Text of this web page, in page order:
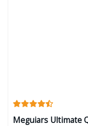
Meguiars Ultimate